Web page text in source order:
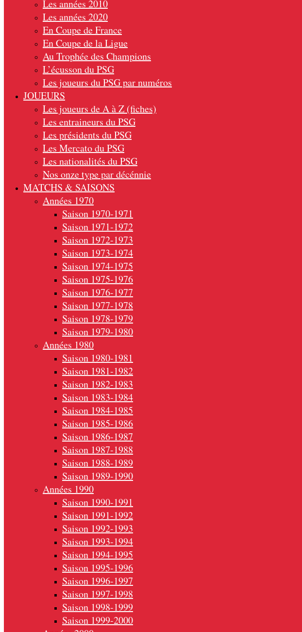
Les années 2010
Les années 2020
En Coupe de France
En Coupe de la Ligue
Au Trophée des Champions
L’écusson du PSG
Les joueurs du PSG par numéros
JOUEURS
Les joueurs de A à Z (fiches)
Les entraineurs du PSG
Les présidents du PSG
Les Mercato du PSG
Les nationalités du PSG
Nos onze type par décénnie
MATCHS & SAISONS
Années 1970
Saison 1970-1971
Saison 1971-1972
Saison 1972-1973
Saison 1973-1974
Saison 1974-1975
Saison 1975-1976
Saison 1976-1977
Saison 1977-1978
Saison 1978-1979
Saison 1979-1980
Années 1980
Saison 1980-1981
Saison 1981-1982
Saison 1982-1983
Saison 1983-1984
Saison 1984-1985
Saison 1985-1986
Saison 1986-1987
Saison 1987-1988
Saison 1988-1989
Saison 1989-1990
Années 1990
Saison 1990-1991
Saison 1991-1992
Saison 1992-1993
Saison 1993-1994
Saison 1994-1995
Saison 1995-1996
Saison 1996-1997
Saison 1997-1998
Saison 1998-1999
Saison 1999-2000